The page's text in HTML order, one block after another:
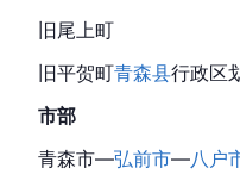
旧尾上町
旧平贺町青森县行政区
市部
青森市—弘前市—八户